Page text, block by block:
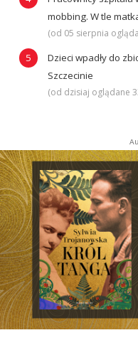
mobbing. W tle
(od 05 sierpnia
Dzieci wpadły do
Szczecinie
(od dzisiaj oglądane